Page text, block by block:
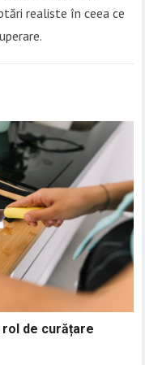
realiste în ceea ce
de curățare